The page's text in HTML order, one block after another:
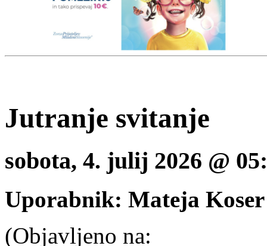
Jutranje svitanje
sobota, 4. julij 2026 @
Uporabnik: Mateja Koser
(Objavljeno na: